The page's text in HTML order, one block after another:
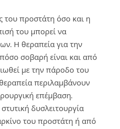
του προστάτη όσο και η
του μπορεί να
Η θεραπεία για την
σοβαρή είναι και από
με την πάροδο του
περιλαμβάνουν
επέμβαση.
δυσλειτουργία
του προστάτη ή από